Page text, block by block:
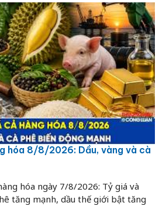
hóa 8/8/2026: Dầu, vàng và cà
hóa ngày 7/8/2026: Tỷ giá và
tăng mạnh, dầu thế giới bật tăng